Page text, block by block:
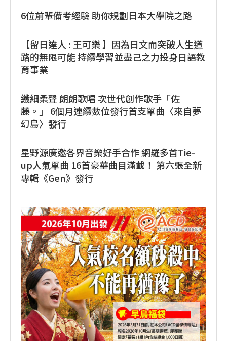
6位前輩備考經驗 助你規劃日本大學院之路
【留日達人 : 王可樂 】因為日文而突破人生道
路的無限可能 持續學習並盡己之力投身日語教
育事業
纖細柔聲 朗朗歌唱 次世代創作歌手「佐
藤。」 6個月連續數位發行首支單曲〈來自夢
幻島〉發行
星野源廣邀各界音樂好手合作 網羅多首Tie-
up人氣單曲 16首豪華曲目滿載！ 第六張全新
專輯《Gen》發行